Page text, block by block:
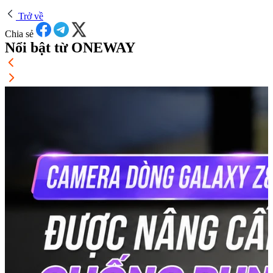
Trở về
Chia sẻ
Nổi bật từ ONEWAY